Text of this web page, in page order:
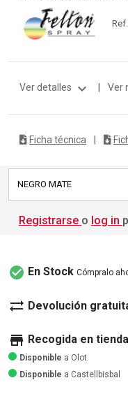
Ver detalles expand_more Ver
Ficha técnica
NEGRO MATE
Registrarse o log in
check_circle En Stock Cómpralo
sync_alt Devolución
store Recogida en tienda
Disponible a Olot
Disponible a Castellbisbal